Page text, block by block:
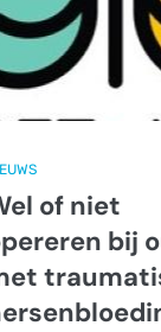
of niet
bij